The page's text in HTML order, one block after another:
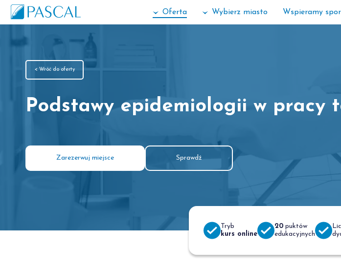
Oferta Wybierz miasto Wspieramy
< Wróć do oferty
Podstawy epidemiologii w pracy
Zarezerwuj miejsce Sprawdź
Tryb
kurs online
20 puktów
edukacyjnych